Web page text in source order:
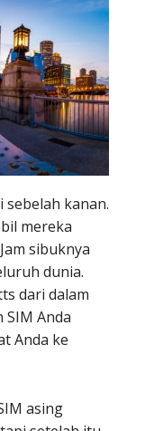
sebelah kanan.
mereka
sibuknya
dunia.
dari dalam
SIM Anda
Anda ke
asing